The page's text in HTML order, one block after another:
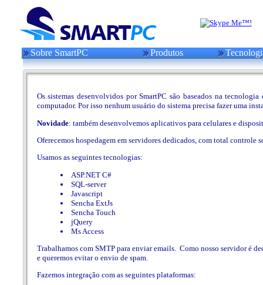
Sobre SmartPC Produtos
Os sistemas desenvolvidos por SmartPC são baseados na
computador. Por isso nenhum usuário do sistema precisa fazer uma
Novidade: também desenvolvemos aplicativos para celulares e
Oferecemos hospedagem em servidores dedicados, com total controle
Usamos as seguintes tecnologias:
ASP.NET C#
SQL-server
Javascript
Sencha ExtJs
Sencha Touch
jQuery
Ms Access
Trabalhamos com SMTP para enviar emails. Como nosso servidor é
e queremos evitar o envio de spam.
Fazemos integração com as seguintes plataformas: